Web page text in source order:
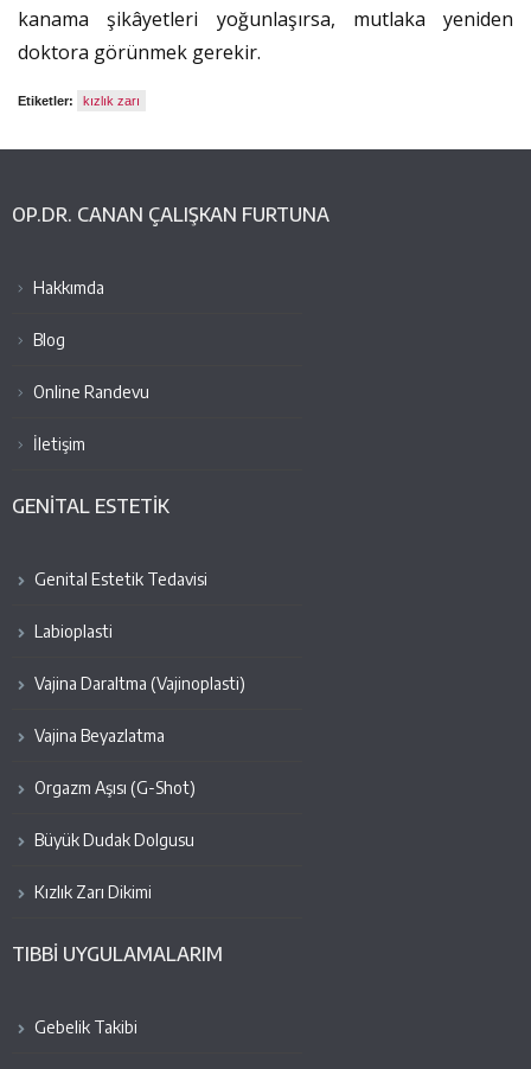
kanama şikâyetleri yoğunlaşırsa, mutlaka yeniden
doktora görünmek gerekir.
Etiketler: kızlık zarı
OP.DR. CANAN ÇALIŞKAN FURTUNA
Hakkımda
Blog
Online Randevu
İletişim
GENİTAL ESTETİK
Genital Estetik Tedavisi
Labioplasti
Vajina Daraltma (Vajinoplasti)
Vajina Beyazlatma
Orgazm Aşısı (G-Shot)
Büyük Dudak Dolgusu
Kızlık Zarı Dikimi
TIBBİ UYGULAMALARIM
Gebelik Takibi